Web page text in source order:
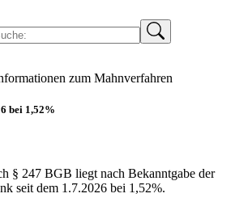
zum Mahnverfahren
bei 1,52%
§ 247 BGB liegt nach Bekanntgabe der
seit dem 1.7.2026 bei 1,52%.